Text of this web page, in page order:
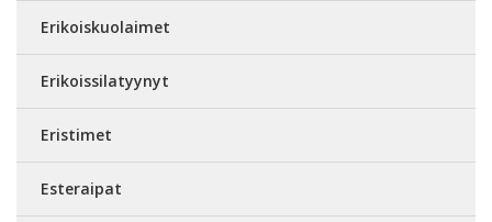
Erikoiskuolaimet
Erikoissilatyynyt
Eristimet
Esteraipat